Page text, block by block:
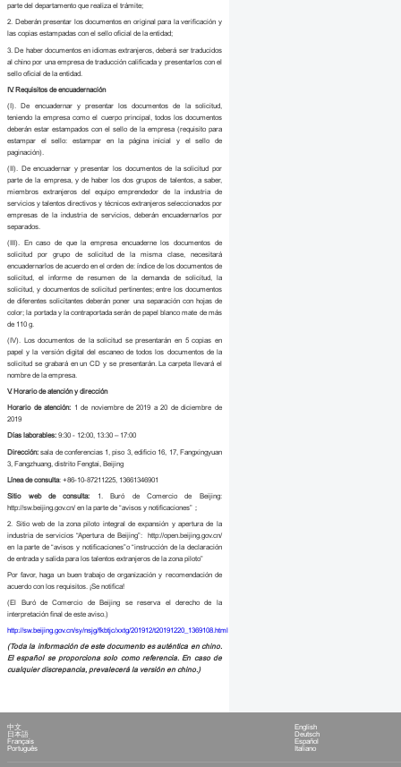
parte del departamento que realiza el trámite;
2. Deberán presentar los documentos en original para la verificación y
las copias estampadas con el sello oficial de la entidad;
3. De haber documentos en idiomas extranjeros, deberá ser traducidos
al chino por una empresa de traducción calificada y presentarlos con el
sello oficial de la entidad.
IV. Requisitos de encuadernación
(I). De encuadernar y presentar los documentos de la solicitud,
teniendo la empresa como el cuerpo principal, todos los documentos
deberán estar estampados con el sello de la empresa (requisito para
estampar el sello: estampar en la página inicial y el sello de
paginación).
(II). De encuadernar y presentar los documentos de la solicitud por
parte de la empresa, y de haber los dos grupos de talentos, a saber,
miembros extranjeros del equipo emprendedor de la industria de
servicios y talentos directivos y técnicos extranjeros seleccionados por
empresas de la industria de servicios, deberán encuadernarlos por
separados.
(III). En caso de que la empresa encuaderne los documentos de
solicitud por grupo de solicitud de la misma clase, necesitará
encuadernarlos de acuerdo en el orden de: índice de los documentos de
solicitud, el informe de resumen de la demanda de solicitud, la
solicitud, y documentos de solicitud pertinentes; entre los documentos
de diferentes solicitantes deberán poner una separación con hojas de
color; la portada y la contraportada serán de papel blanco mate de más
de 110 g.
(IV). Los documentos de la solicitud se presentarán en 5 copias en
papel y la versión digital del escaneo de todos los documentos de la
solicitud se grabará en un CD y se presentarán. La carpeta llevará el
nombre de la empresa.
V. Horario de atención y dirección
Horario de atención: 1 de noviembre de 2019 a 20 de diciembre de
2019
Días laborables: 9:30 - 12:00, 13:30 – 17:00
Dirección: sala de conferencias 1, piso 3, edificio 16, 17, Fangxingyuan
3, Fangzhuang, distrito Fengtai, Beijing
Línea de consulta: +86-10-87211225, 13661346901
Sitio web de consulta: 1. Buró de Comercio de Beijing:
http://sw.beijing.gov.cn/ en la parte de “avisos y notificaciones”；
2. Sitio web de la zona piloto integral de expansión y apertura de la
industria de servicios “Apertura de Beijing”: http://open.beijing.gov.cn/
en la parte de “avisos y notificaciones”o “instrucción de la declaración
de entrada y salida para los talentos extranjeros de la zona piloto”
Por favor, haga un buen trabajo de organización y recomendación de
acuerdo con los requisitos. ¡Se notifica!
(El Buró de Comercio de Beijing se reserva el derecho de la
interpretación final de este aviso.)
http://sw.beijing.gov.cn/sy/nsjg/fkbtjc/xxtg/201912/t20191220_1369108.html
(Toda la información de este documento es auténtica en chino.
El español se proporciona solo como referencia. En caso de
cualquier discrepancia, prevalecerá la versión en chino.)
中文
English
日本語
Deutsch
Français
Español
Português
Italiano